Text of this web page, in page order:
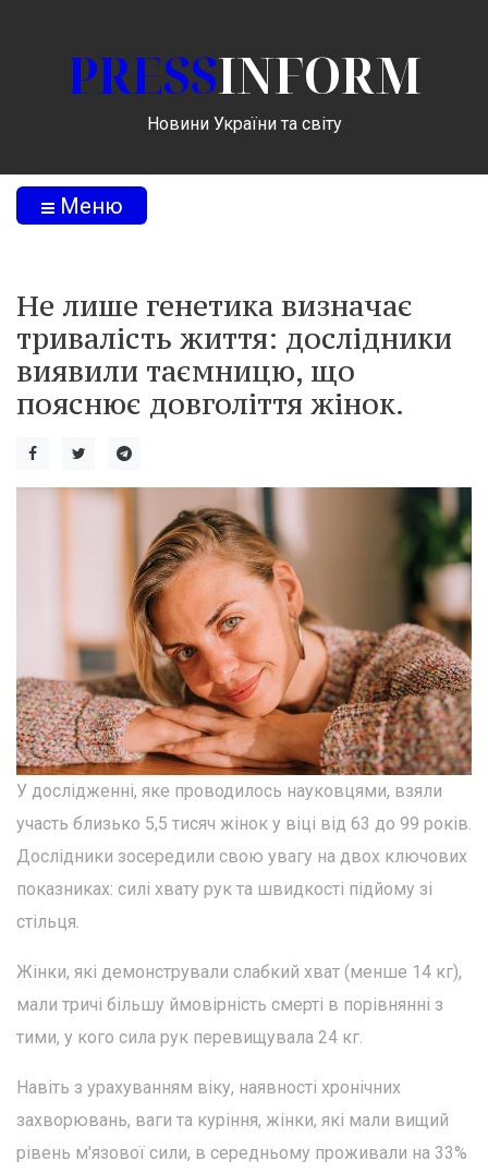
PRESSINFORM
Новини України та світу
Меню
Не лише генетика визначає
тривалість життя: дослідники
виявили таємницю, що
пояснює довголіття жінок.
У дослідженні, яке проводилось науковцями, взяли
участь близько 5,5 тисяч жінок у віці від 63 до 99 років.
Дослідники зосередили свою увагу на двох ключових
показниках: силі хвату рук та швидкості підйому зі
стільця.
Жінки, які демонстрували слабкий хват (менше 14 кг),
мали тричі більшу ймовірність смерті в порівнянні з
тими, у кого сила рук перевищувала 24 кг.
Навіть з урахуванням віку, наявності хронічних
захворювань, ваги та куріння, жінки, які мали вищий
рівень м'язової сили, в середньому проживали на 33%